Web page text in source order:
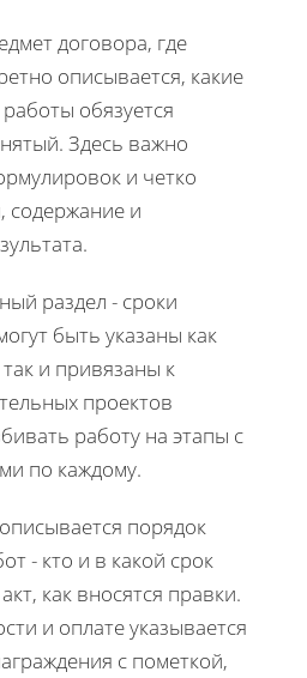
договора, где
описывается, какие
обязуется
Здесь важно
и четко
содержание и
раздел - сроки
быть указаны как
и привязаны к
проектов
работу на этапы с
по каждому.
порядок
- кто и в какой срок
как вносятся правки.
и оплате указывается
с пометкой,